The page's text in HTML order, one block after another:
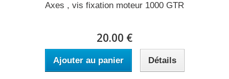
Axes , vis fixation moteur 1000 GTR
20.00 €
Ajouter au panier Détails